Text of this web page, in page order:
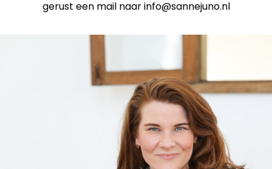
gerust een mail naar info@sannejuno.nl